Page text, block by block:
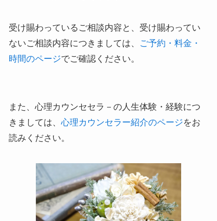
受け賜わっているご相談内容と、受け賜わってい
ないご相談内容につきましては、
ご予約・料金・
時間のページでご確認ください。
また、心理カウンセセラ－の人生体験・経験につ
きましては、心理カウンセラー紹介のページをお
読みください。